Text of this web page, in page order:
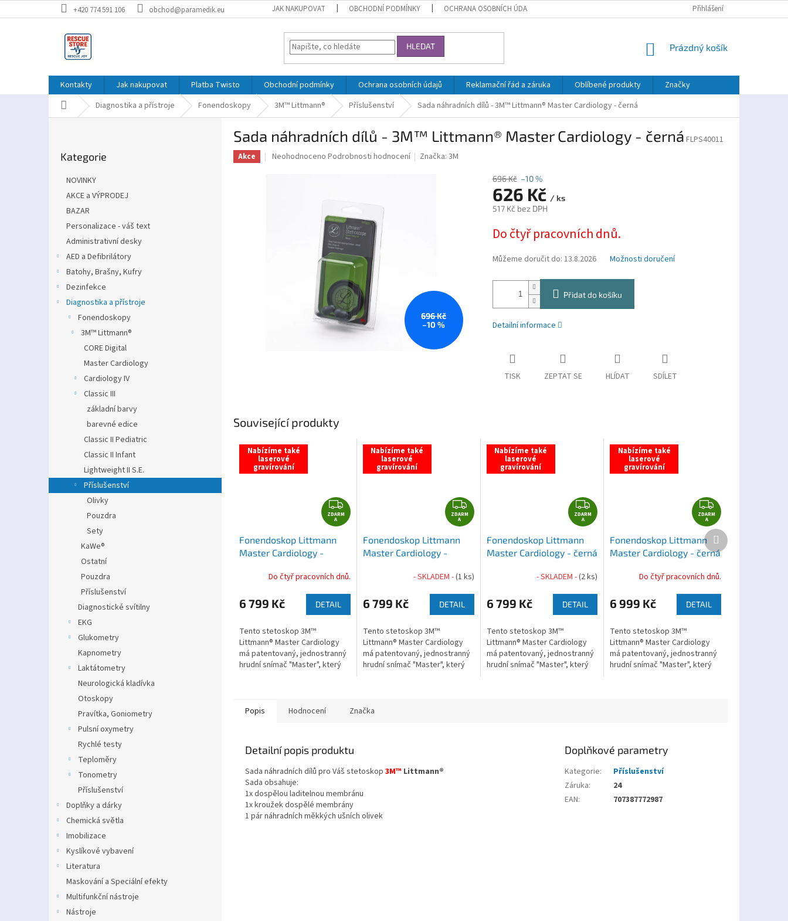
na
+420 774 591 106 obchod@paramedik.eu JAK NAKUPOVAT OBCHODNÍ PODMÍNKY OCHRANA OSOBNÍCH ÚDAJŮ Přihlášení
HLEDAT
NÁKUPNÍ
Prázdný košík
Kontakty Jak nakupovat Platba Twisto Obchodní podmínky Ochrana osobních údajů Reklamační řád a záruka Oblíbené produkty
Značky
Domů Diagnostika a přístroje Fonendoskopy 3M™ Littmann® Příslušenství Sada náhradních dílů - 3M™ Littmann® Master Cardiology - černá
kategorie
Kategorie
NOVINKY
AKCE a VÝPRODEJ
BAZAR
Personalizace - váš text
Administrativní desky
AED a Defibrilátory
Batohy, Brašny, Kufry
Dezinfekce
Diagnostika a přístroje
Fonendoskopy
3M™ Littmann®
CORE Digital
Master Cardiology
Cardiology IV
Classic III
základní barvy
barevné edice
Classic II Pediatric
Classic II Infant
Lightweight II S.E.
Příslušenství
Olivky
Pouzdra
Sety
KaWe®
Ostatní
Pouzdra
Příslušenství
Diagnostické svítilny
EKG
Glukometry
Kapnometry
Laktátometry
Neurologická kladívka
Otoskopy
Pravítka, Goniometry
Pulsní oxymetry
Rychlé testy
Teploměry
Tonometry
Příslušenství
Doplňky a dárky
Chemická světla
Imobilizace
Kyslíkové vybavení
Literatura
Maskování a Speciální efekty
Multifunkční nástroje
Nástroje
Sada náhradních dílů - 3M™ Littmann® Master Cardiology - černá FLPS40011
Akce
Průměrné
Neohodnoceno Podrobnosti hodnocení Značka:3M
696 Kč
–10 %
696 Kč –10 %
626 Kč / ks
517 Kč bez DPH
cena:
Do čtyř pracovních dnů.
Můžeme doručit do: 13.8.2026 Možnosti doručení
Přidat do košíku
Detailní informace
TISK ZEPTAT SE HLÍDAT SDÍLET
Související produkty
Nabízíme také
laserové
gravírování
Z
D
A
ZDARM
A
Fonendoskop Littmann
Master Cardiology -
Do čtyř pracovních dnů.
6 799 Kč DETAIL
Tento stetoskop 3M™
Littmann® Master Cardiology
má patentovaný, jednostranný
hrudní snímač "Master", který
Nabízíme také
laserové
gravírování
Z
D
A
ZDARM
A
Fonendoskop Littmann
Master Cardiology -
- SKLADEM -(1 ks)
6 799 Kč DETAIL
Tento stetoskop 3M™
Littmann® Master Cardiology
má patentovaný, jednostranný
hrudní snímač "Master", který
Nabízíme také
laserové
gravírování
Z
D
R
M
A
ZDARM
A
Fonendoskop Littmann
Master Cardiology - černá
- SKLADEM -(2 ks)
6 799 Kč DETAIL
Tento stetoskop 3M™
Littmann® Master Cardiology
má patentovaný, jednostranný
hrudní snímač "Master", který
Nabízíme také
laserové
gravírování
Z
D
A
R
M
A
ZDARM
A
Fonendoskop Littmann
Master Cardiology - černá
Do čtyř pracovních dnů.
6 999 Kč DETAIL
Tento stetoskop 3M™
Littmann® Master Cardiology
má patentovaný, jednostranný
hrudní snímač "Master", který
Další
produkt
Popis Hodnocení Značka
Detailní popis produktu
Sada náhradních dílů pro Váš stetoskop 3M™ Littmann®
Sada obsahuje:
1x dospělou laditelnou membránu
1x kroužek dospělé membrány
1 pár náhradních měkkých ušních olivek
Doplňkové parametry
Kategorie:
Příslušenství
Záruka:
24
EAN: 707387772987